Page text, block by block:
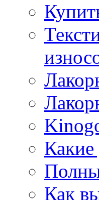
Как